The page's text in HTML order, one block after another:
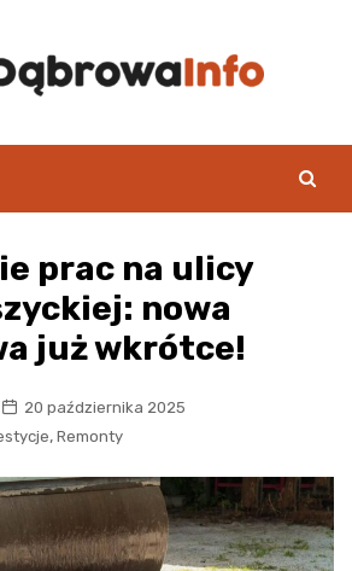
prac na ulicy
nowa
już wkrótce!
20 października 2025
, Remonty